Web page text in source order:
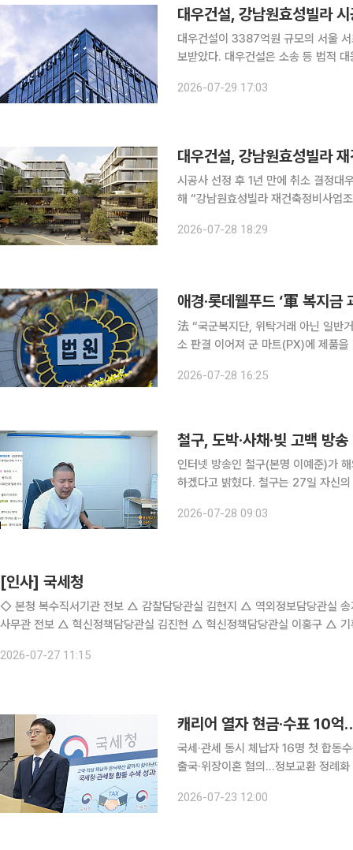
대우건설, 강남원효성빌라
대우건설이 3387억원 규모의 서울
보받았다. 대우건설은 소송 등 법적 대응에 나설 방침이다. 29
2026-07-29 17:03
대우건설, 강남원효성빌라
시공사 선정 후 1년 만에 취소 결정대우건설 "소송
해 “강남원효성빌라 재건축정비사업
것으로 전해진다. 강남원효
2026-07-28 18:29
法 “국군복지단, 위탁거래 아닌 일반
소 판결 이어져 군 마트(PX)에 제품을 납품하는 애경산업·롯데칠성·롯데웰푸드 등 기업들이 국군복
면 가산세까지 부과하는 것은 위법하
2026-07-28 16:25
철구, 도박·사채·빚 고백 방송
인터넷 방송인 철구(본명 이예준)가
하겠다고 밝혔다. 철구는 27일 자신의 SOOP 채널에서 ‘철구 죄송합니다’라는 제목으로 약 2시간
2026-07-28 09:03
[인사] 국세청
◇ 본청 복수직서기관 전보 △ 감찰담당관실 김현지 △ 역외정보담당관실 송지현
사무관 전보 △ 혁신정책담당관실 김진현 △ 혁신정책담당관실 이홍구 △
2026-07-27 11:15
캐리어 열자 현금·수표 10억
국세·관세 동시 체납자 16명 첫 합동
출국·위장이혼 혐의…정보교환 정례화 국세청과 관세청이 각각 보유해 온 재산·통관 정보를 처음으
한 체납자부터 5년간 127차례 해외
2026-07-23 12:00